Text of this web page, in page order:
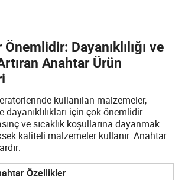
Dayanıklılığı ve
Anahtar Ürün
kullanılan malzemeler,
dayanıklılıkları için çok önemlidir.
ve sıcaklık koşullarına dayanmak
kaliteli malzemeler kullanır. Anahtar
Özellikler